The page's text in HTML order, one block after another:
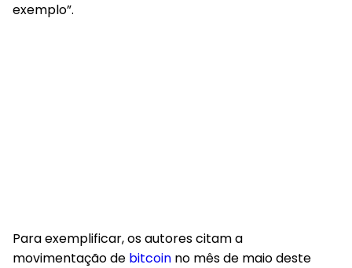
exemplo”.
Para exemplificar, os autores citam a
movimentação de bitcoin no mês de maio deste